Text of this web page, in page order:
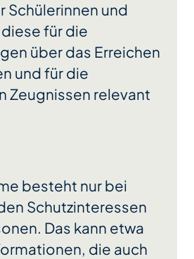
Schülerinnen und
für die
über das Erreichen
und für die
Zeugnissen relevant
besteht nur bei
Schutzinteressen
Das kann etwa
die auch